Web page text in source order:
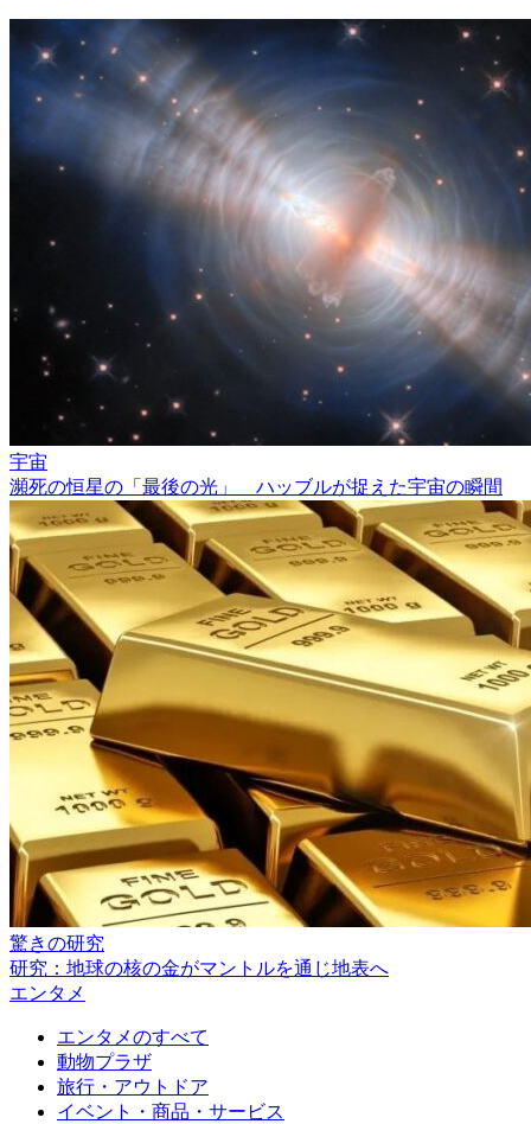
宇宙
瀕死の恒星の「最後の光」 ハッブルが捉えた宇宙の瞬間
驚きの研究
研究：地球の核の金がマントルを通じ地表へ
エンタメ
エンタメのすべて
動物プラザ
旅行・アウトドア
イベント・商品・サービス